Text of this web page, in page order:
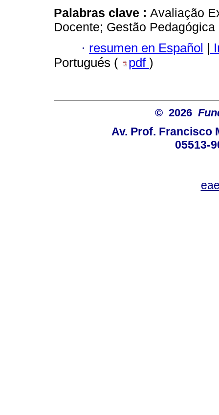
Palabras clave : Avaliação
Docente; Gestão
· resumen en Español |
Portugués (
pdf )
© 2026
Av. Prof. Francisco
05513-